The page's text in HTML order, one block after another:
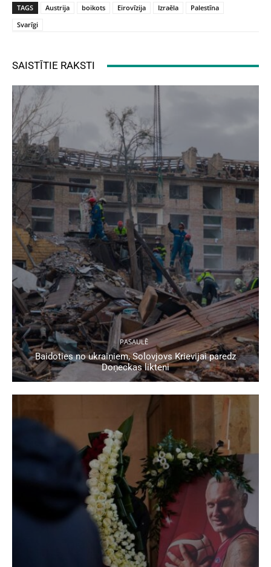
TAGS Austrija boikots Eirovīzija Izraēla
Palestīna
Svarīgi
SAISTĪTIE RAKSTI
PASAULĒ
Baidoties no ukraiņiem, Solovjovs Krievijai paredz
Doņeckas likteni